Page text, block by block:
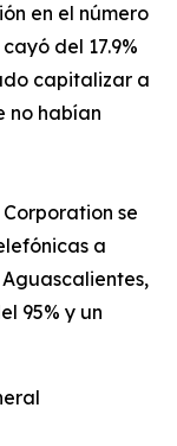
en el número
del 17.9%
capitalizar a
no habían
se
a
95% y un